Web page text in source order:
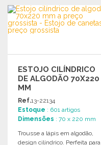
ESTOJO CILÍNDRICO
DE ALGODÃO 70X220
MM
Ref.13-22134
Estoque : 601 artigos
Dimensões : 70 x 220 mm
Trousse a lápis em algodão,
design cilíndrico. Perfeita para